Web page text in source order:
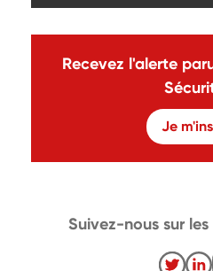
Recevez l'alerte
Je
Suivez-nous sur